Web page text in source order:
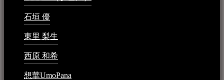
石垣 優
東里 梨生
西原 和希
想華UmoPana